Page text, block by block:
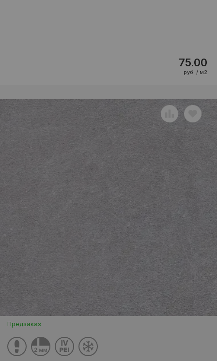
75.00
руб. / м2
Предзаказ